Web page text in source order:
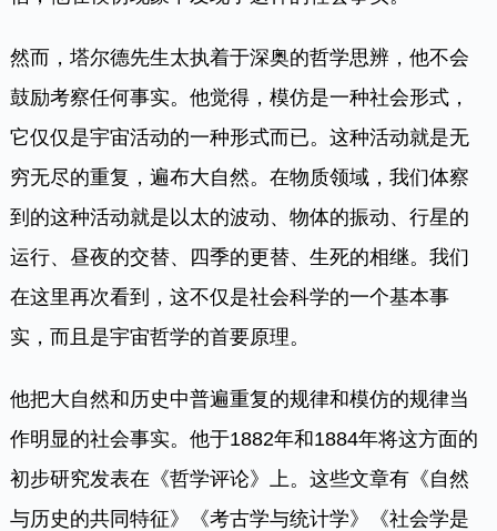
然而，塔尔德先生太执着于深奥的哲学思辨，他不会
鼓励考察任何事实。他觉得，模仿是一种社会形式，
它仅仅是宇宙活动的一种形式而已。这种活动就是无
穷无尽的重复，遍布大自然。在物质领域，我们体察
到的这种活动就是以太的波动、物体的振动、行星的
运行、昼夜的交替、四季的更替、生死的相继。我们
在这里再次看到，这不仅是社会科学的一个基本事
实，而且是宇宙哲学的首要原理。
他把大自然和历史中普遍重复的规律和模仿的规律当
作明显的社会事实。他于1882年和1884年将这方面的
初步研究发表在《哲学评论》上。这些文章有《自然
与历史的共同特征》《考古学与统计学》《社会学是